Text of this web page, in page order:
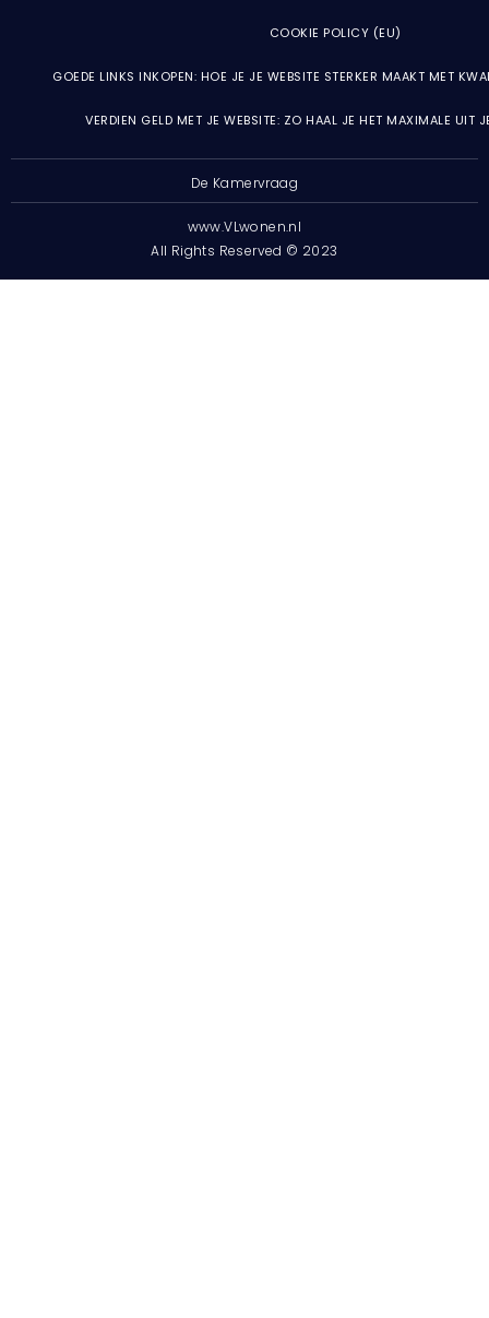
COOKIE POLICY (EU)
GOEDE LINKS INKOPEN: HOE JE JE WEBSITE STERKER MAAKT MET
VERDIEN GELD MET JE WEBSITE: ZO HAAL JE HET MAXIMALE UIT
De Kamervraag
www.VLwonen.nl
All Rights Reserved © 2023